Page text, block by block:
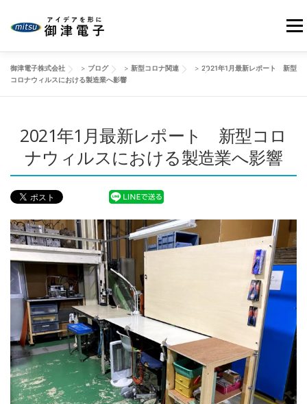
ン
メニ
HOME 当社の強み
会社情報 製品事例 改善動画 ブログ
御津電子株式会社 > ブログ > 新型コロナ関連 > 2021年1月最新レポート 新型
コロナウィルスにおける製造業へ影響
2021年1月最新レポート 新型コロ
ナウィルスにおける製造業へ影響